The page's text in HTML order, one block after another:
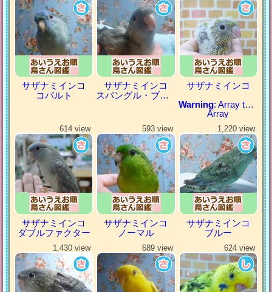
サザナミインコ
コバルト
サザナミインコ
スパングル・ブルー
サザナミインコ
Warning: Array to string conversion in
Array
614 view
サザナミインコ
ダブルファクター
593 view
サザナミインコ
ノーマル
1,220 view
サザナミインコ
ブルー
1,430 view 689 view 624 view